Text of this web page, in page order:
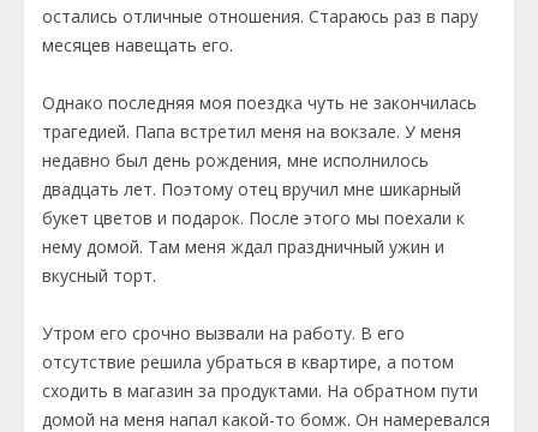
остались отличные отношения. Стараюсь раз в пару
месяцев навещать его.
Однако последняя моя поездка чуть не закончилась
трагедией. Папа встретил меня на вокзале. У меня
недавно был день рождения, мне исполнилось
двадцать лет. Поэтому отец вручил мне шикарный
букет цветов и подарок. После этого мы поехали к
нему домой. Там меня ждал праздничный ужин и
вкусный торт.
Утром его срочно вызвали на работу. В его
отсутствие решила убраться в квартире, а потом
сходить в магазин за продуктами. На обратном пути
домой на меня напал какой-то бомж. Он намеревался